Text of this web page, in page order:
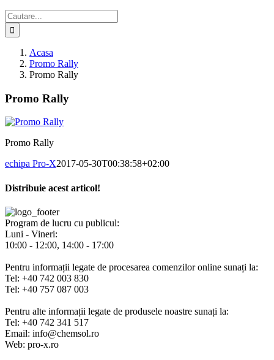
Cautare...
Acasa
Promo Rally
Promo Rally
Promo Rally
Promo Rally
echipa Pro-X2017-05-30T00:38:58+02:00
Distribuie acest articol!
Facebook
X
Pinterest
E-
mail:
Program de lucru cu publicul:
Luni - Vineri:
10:00 - 12:00, 14:00 - 17:00
Pentru informații legate de procesarea comenzilor online sunați la:
Tel: +40 742 003 830
Tel: +40 757 087 003
Pentru alte informații legate de produsele noastre sunați la:
Tel: +40 742 341 517
Email: info@chemsol.ro
Web: pro-x.ro